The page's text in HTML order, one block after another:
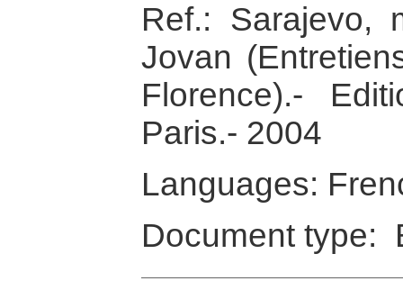
Ref.: Sarajevo,
Jovan
Florence).-
Paris.- 2004
Languages:
Document type: